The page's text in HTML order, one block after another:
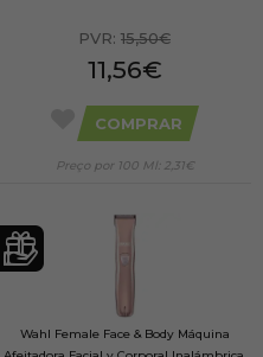
PVR: 15,50€
11,56€
COMPRAR
Preço por 100 Ml: 2,31€
Wahl Female Face & Body Máquina